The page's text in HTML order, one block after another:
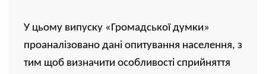
У цьому випуску «Громадської думки»
проаналізовано дані опитування населення, з
тим щоб визначити особливості сприйняття